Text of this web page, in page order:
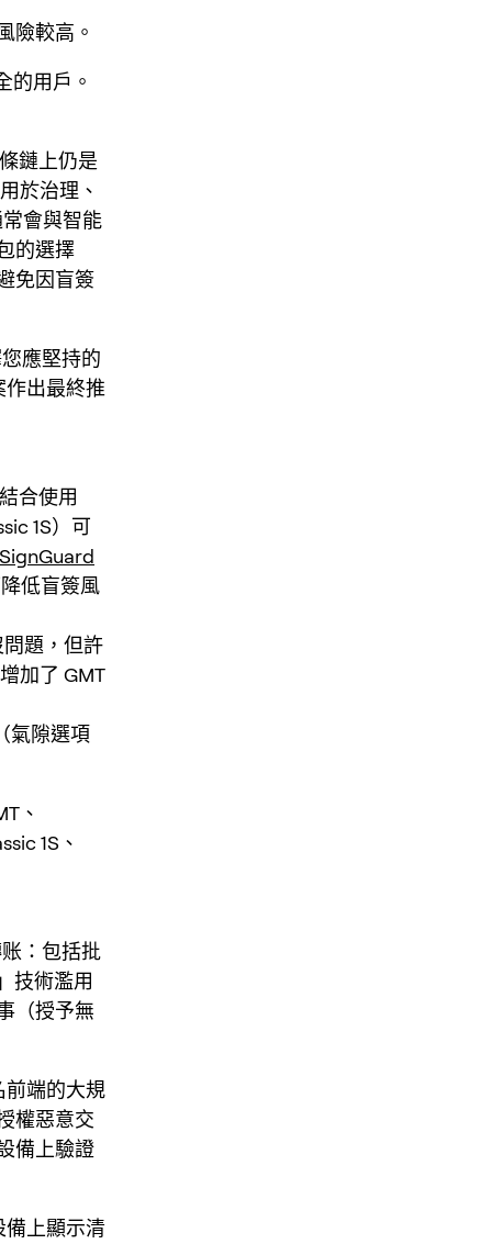
險較高。
的用戶。
鏈上仍是
於治理、
會與智能
的選擇
免因盲簽
應堅持的
作出最終推
合使用
1S）可
SignGuard
低盲簽風
題，但許
加了 GMT
氣隙選項
、
1S、
：包括批
技術濫用
（授予無
前端的大規
權惡意交
備上驗證
備上顯示清